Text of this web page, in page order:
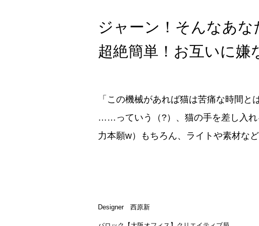
ジャーン！そんなあな
超絶簡単！お互いに嫌
「この機械があれば猫は苦痛な時間
……っていう（?）、猫の手を差し入
力本願w）もちろん、ライトや素材な
Designer 西原新